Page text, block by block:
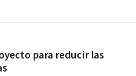
para reducir las